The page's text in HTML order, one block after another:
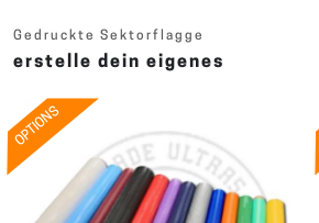
Gedruckte Sektorflagge
erstelle dein eigenes
OPTIONS